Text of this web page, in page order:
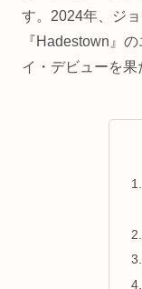
す。2024年、ジ
『Hadestown』
イ・デビューを果